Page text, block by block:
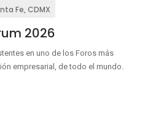
Fe, CDMX
2026
en uno de los Foros más
empresarial, de todo el mundo.